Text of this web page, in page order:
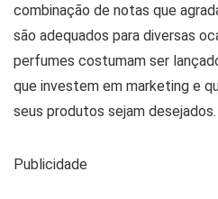
combinação de notas que
são adequados para diversas
perfumes costumam ser
que investem em marketing e
seus produtos sejam desejados.
Publicidade